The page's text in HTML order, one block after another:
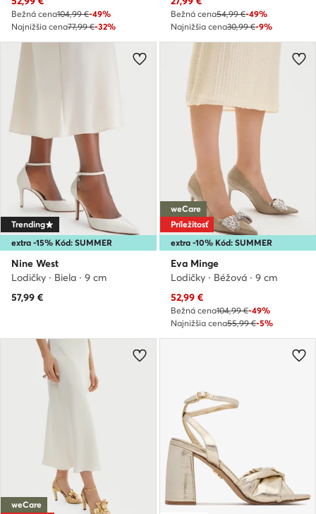
Bežná cena104,99 €-49%
Najnižšia cena77,99 €-32%
Bežná cena54,99 €-49%
Najnižšia cena30,99 €-9%
extra -15% Kód: SUMMER
Trending
Nine West
Lodičky · Biela · 9 cm
57,99 €
extra -10% Kód: SUMMER
weCare
Príležitosť
Eva Minge
Lodičky · Béžová · 9 cm
Aktuálna cena
52,99 €
Bežná cena104,99 €-49%
Najnižšia cena55,99 €-5%
weCare